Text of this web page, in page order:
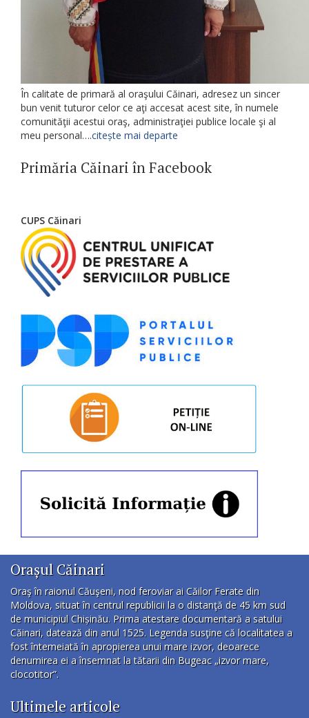
În calitate de primară al oraşului Căinari, adresez un sincer
bun venit tuturor celor ce aţi accesat acest site, în numele
comunităţii acestui oraş, administraţiei publice locale şi al
meu personal….citește mai departe
Primăria Căinari în Facebook
CUPS Căinari
Orașul Căinari
Oraş în raionul Căuşeni, nod feroviar ai Căilor Ferate din
Moldova, situat în centrul republicii la o distanţă de 45 km sud
de municipiul Chișinău. Prima atestare documentară a satului
Căinari, datează din anul 1525. Legenda susţine că localitatea a
fost întemeiată în apropierea unui mare izvor, deoarece
denumirea ei a însemnat la tătarii din Bugeac „izvor mare,
clocotitor”.
Ultimele articole